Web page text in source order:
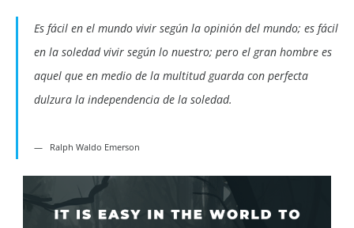
Es fácil en el mundo vivir según la opinión del mundo; es fácil
en la soledad vivir según lo nuestro; pero el gran hombre es
aquel que en medio de la multitud guarda con perfecta
dulzura la independencia de la soledad.
Ralph Waldo Emerson